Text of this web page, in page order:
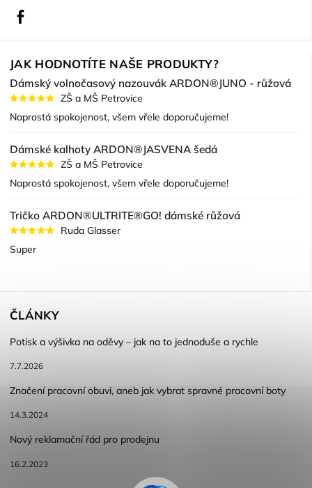
JAK HODNOTÍTE NAŠE PRODUKTY?
Dámský volnočasový nazouvák ARDON®JUNO - růžová
ZŠ a MŠ Petrovice
Naprostá spokojenost, všem vřele doporučujeme!
Dámské kalhoty ARDON®JASVENA šedá
ZŠ a MŠ Petrovice
Naprostá spokojenost, všem vřele doporučujeme!
Tričko ARDON®ULTRITE®GO! dámské růžová
Ruda Glasser
Super
ČLÁNKY
Potisk a výšivka na oděvy – jak na to jednoduše a rychle
7.7.2026
Značení pracovní obuvi, aneb jak vybrat spravné pracovní boty
14.3.2024
Nový reklamační řád pro prodejnu
16.2.2023